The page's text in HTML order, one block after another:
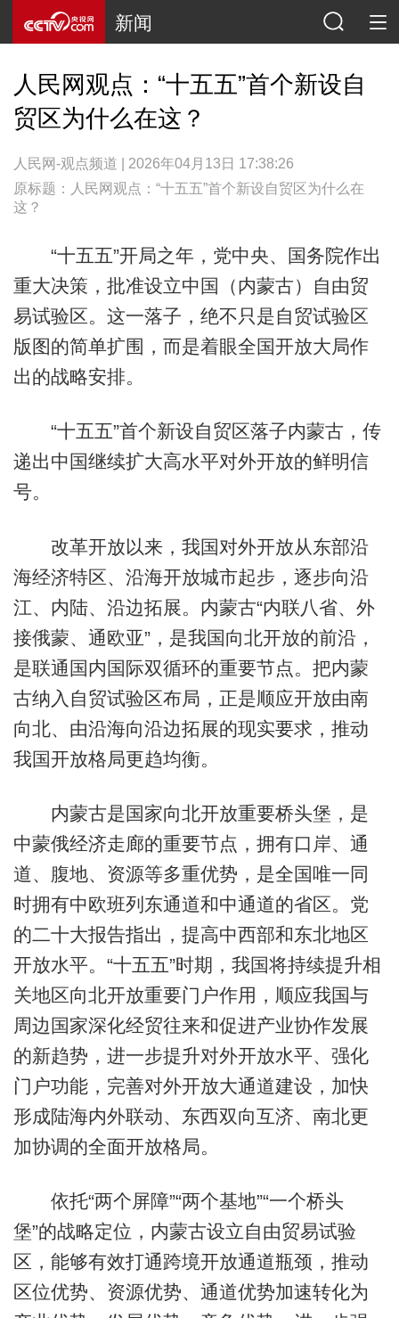
新闻
人民网观点：“十五五”首个新设自
贸区为什么在这？
人民网-观点频道 | 2026年04月13日 17:38:26
原标题：人民网观点：“十五五”首个新设自贸区为什么在
这？
“十五五”开局之年，党中央、国务院作出
重大决策，批准设立中国（内蒙古）自由贸
易试验区。这一落子，绝不只是自贸试验区
版图的简单扩围，而是着眼全国开放大局作
出的战略安排。
“十五五”首个新设自贸区落子内蒙古，传
递出中国继续扩大高水平对外开放的鲜明信
号。
改革开放以来，我国对外开放从东部沿
海经济特区、沿海开放城市起步，逐步向沿
江、内陆、沿边拓展。内蒙古“内联八省、外
接俄蒙、通欧亚”，是我国向北开放的前沿，
是联通国内国际双循环的重要节点。把内蒙
古纳入自贸试验区布局，正是顺应开放由南
向北、由沿海向沿边拓展的现实要求，推动
我国开放格局更趋均衡。
内蒙古是国家向北开放重要桥头堡，是
中蒙俄经济走廊的重要节点，拥有口岸、通
道、腹地、资源等多重优势，是全国唯一同
时拥有中欧班列东通道和中通道的省区。党
的二十大报告指出，提高中西部和东北地区
开放水平。“十五五”时期，我国将持续提升相
关地区向北开放重要门户作用，顺应我国与
周边国家深化经贸往来和促进产业协作发展
的新趋势，进一步提升对外开放水平、强化
门户功能，完善对外开放大通道建设，加快
形成陆海内外联动、东西双向互济、南北更
加协调的全面开放格局。
依托“两个屏障”“两个基地”“一个桥头
堡”的战略定位，内蒙古设立自由贸易试验
区，能够有效打通跨境开放通道瓶颈，推动
区位优势、资源优势、通道优势加速转化为